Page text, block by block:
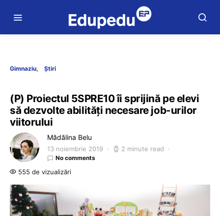
Gimnaziu Știri
(P) Proiectul 5SPRE10 îi sprijină pe elevi
să dezvolte abilități necesare job-urilor
viitorului
Mădălina Belu
13 noiembrie 2019 2 minute read
No comments
555 de vizualizări